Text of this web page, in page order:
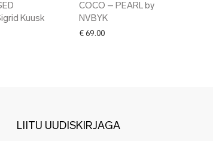
Kuusk
COCO – PEARL by
NVBYK
€ 69.00
LIITU UUDISKIRJAGA